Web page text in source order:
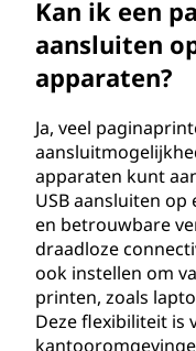
Kan ik een
aansluiten
apparaten?
Ja, veel
apparaten kunt
USB aansluiten
en betrouwbare
draadloze
ook instellen om
printen, zoals
Deze flexibiliteit is